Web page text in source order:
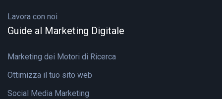
Lavora con noi
Guide al Marketing Digitale
Marketing dei Motori di Ricerca
Ottimizza il tuo sito web
Social Media Marketing